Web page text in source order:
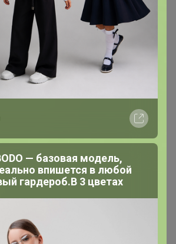
В дозаказ уже нельзя?(
организатор
15:08
добрый! В дозаказ уже нельзя?(
попробуем
— базовая модель,
впишется в любой
гардероб.В 3 цветах